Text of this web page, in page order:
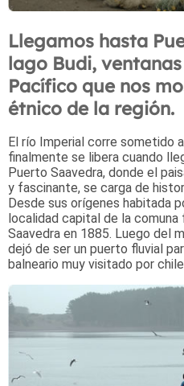
Llegamos hasta
lago Budi,
Pacífico que nos
étnico de la región.
El río Imperial corre sometido
finalmente se libera cuando
Puerto Saavedra, donde el
y fascinante, se carga de
Desde sus orígenes habitada
localidad capital de la
Saavedra en 1885. Luego del
dejó de ser un puerto fluvial
balneario muy visitado por